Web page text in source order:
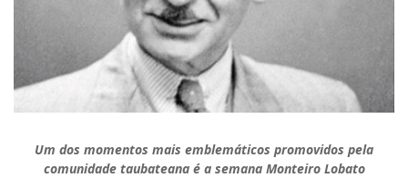
Um dos momentos mais emblemáticos promovidos pela
comunidade taubateana é a semana Monteiro Lobato